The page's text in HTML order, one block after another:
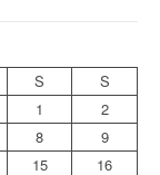
S
S
1
2
8
9
15
16